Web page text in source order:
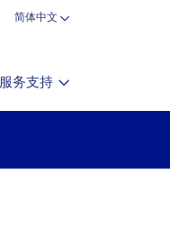
简体中文
服务支持